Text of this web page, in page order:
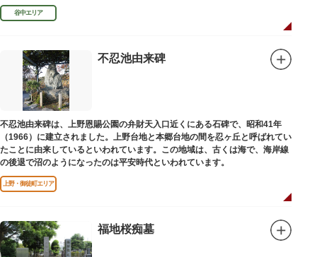
谷中エリア
不忍池由来碑
不忍池由来碑は、上野恩賜公園の弁財天入口近くにある石碑で、昭和41年
（1966）に建立されました。上野台地と本郷台地の間を忍ヶ丘と呼ばれてい
たことに由来しているといわれています。この地域は、古くは海で、海岸線
の後退で沼のようになったのは平安時代といわれています。
上野・御徒町エリア
福地桜痴墓